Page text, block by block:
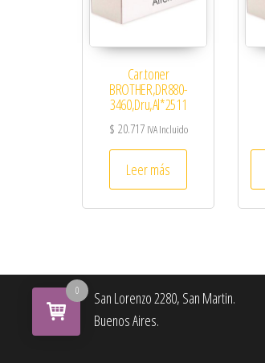
Car.toner
BROTHER,DR880-
3460,Dru,Al*2511
$ 20.717 IVA Incluido
Leer más
San Lorenzo 2280, San Martin.
Buenos Aires.
0